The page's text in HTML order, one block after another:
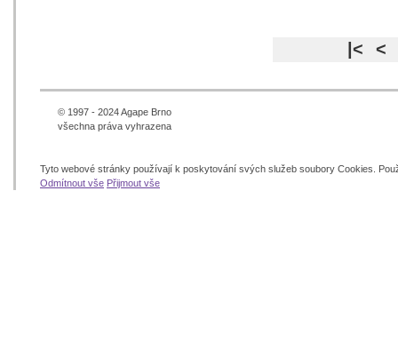
|< <
© 1997 - 2024 Agape Brno
všechna práva vyhrazena
Tyto webové stránky používají k poskytování svých služeb soubory Cookies.